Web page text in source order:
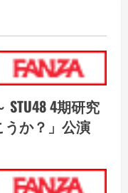
STU48 4期研究
か？」公演